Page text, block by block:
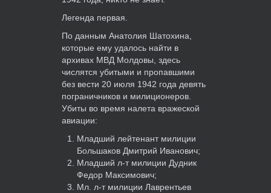
Легенда первая.
По данным Анатолия Шатохина,
которые ему удалось найти в
архивах МВД Молдовы, здесь
числятся убитыми и пропавшими
без вести 20 июля 1942 года девять
пограничников и милиционеров.
Убиты во время налета вражеской
авиации:
Младший лейтенант милиции
Большаков Дмитрий Иванович;
Младший л-т милиции Дудник
Федор Максимович;
Мл. л-т милиции Лаврентьев